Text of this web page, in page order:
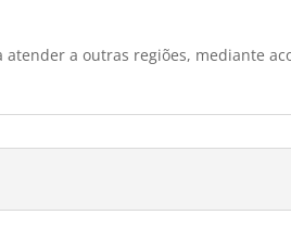
atender a outras regiões, mediante